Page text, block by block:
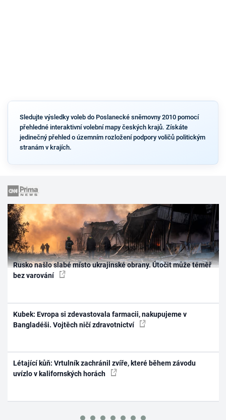
Sledujte výsledky voleb do Poslanecké sněmovny 2010 pomocí
přehledné interaktivní volební mapy českých krajů. Získáte
jedinečný přehled o územním rozložení podpory voličů politickým
stranám v krajích.
Rusko našlo slabé místo ukrajinské obrany. Útočit může téměř
bez varování
Kubek: Evropa si zdevastovala farmacii, nakupujeme v
Bangladéši. Vojtěch ničí zdravotnictví
Létající kůň: Vrtulník zachránil zvíře, které během závodu
uvízlo v kalifornských horách